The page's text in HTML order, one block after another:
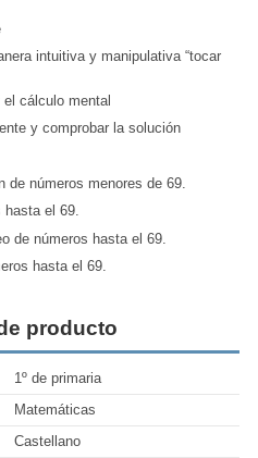
intuitiva y manipulativa “tocar
cálculo mental
y comprobar la solución
números menores de 69.
hasta el 69.
de números hasta el 69.
hasta el 69.
producto
1º de primaria
Matemáticas
Castellano